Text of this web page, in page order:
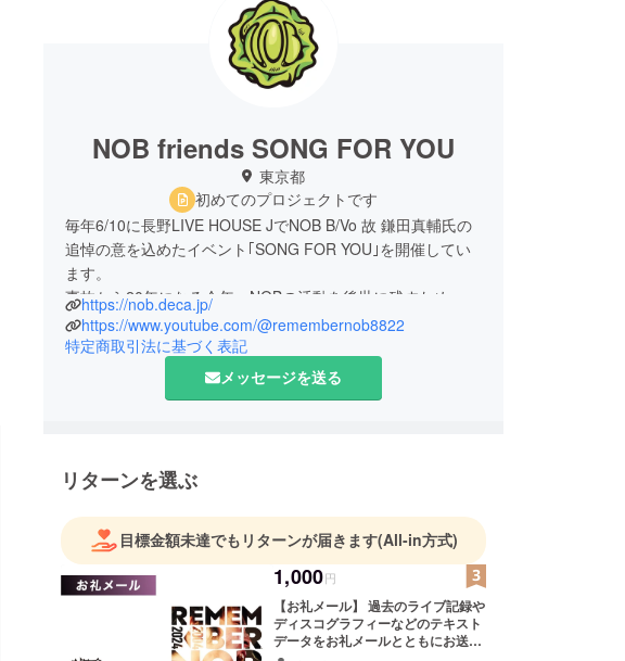
NOB friends SONG FOR YOU
東京都
初めてのプロジェクトです
毎年6/10に長野LIVE HOUSE JでNOB B/Vo 故 鎌田真輔氏の
追悼の意を込めたイベント｢SONG FOR YOU｣を開催してい
ます。
事故から20年になる今年、NOBの活動を後世に残すため、プ
ロジェクトを立ち上げました。
https://nob.deca.jp/
https://www.youtube.com/@remembernob8822
特定商取引法に基づく表記
メッセージを送る
リターンを選ぶ
目標金額未達でもリターンが届きます(All-in方式)
1,000円
【お礼メール】 過去のライブ記録や
ディスコグラフィーなどのテキスト
データをお礼メールとともにお送り